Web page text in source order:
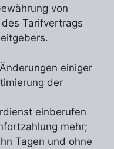
von
Tarifvertrags
einiger
der
einberufen
mehr;
Tagen und ohne